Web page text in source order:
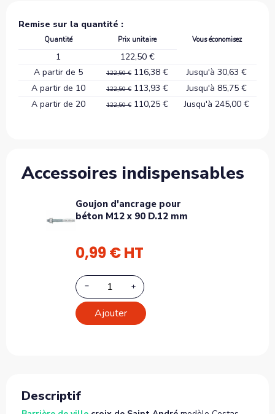
Remise sur la quantité :
Quantité Prix unitaire Vous économisez
1
122,50 €
A partir de 5
122,50 € 116,38 €
Jusqu'à 30,63 €
A partir de 10
122,50 € 113,93 €
Jusqu'à 85,75 €
A partir de 20
122,50 € 110,25 € Jusqu'à 245,00 €
Accessoires indispensables
Goujon d'ancrage pour
béton M12 x 90 D.12 mm
0,99 € HT
Ajouter
Descriptif